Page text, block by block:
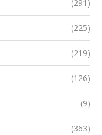
(291)
(225)
(219)
(126)
(9)
(363)